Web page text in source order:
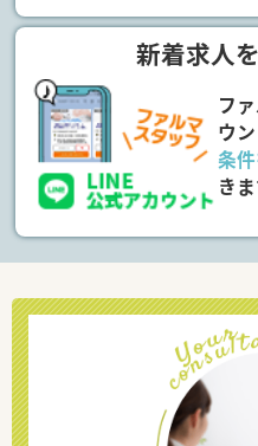
新着求人
フ
ウ
条
き